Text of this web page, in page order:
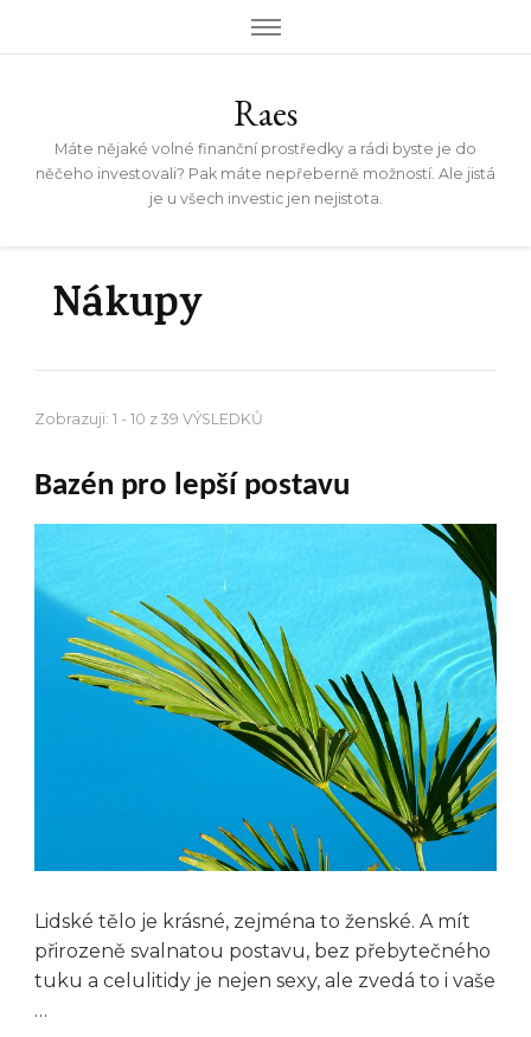
Raes
Máte nějaké volné finanční prostředky a rádi byste je do
něčeho investovali? Pak máte nepřeberně možností. Ale jistá
je u všech investic jen nejistota.
Nákupy
Zobrazuji: 1 - 10 z 39 VÝSLEDKŮ
Bazén pro lepší postavu
Lidské tělo je krásné, zejména to ženské. A mít
přirozeně svalnatou postavu, bez přebytečného
tuku a celulitidy je nejen sexy, ale zvedá to i vaše
…